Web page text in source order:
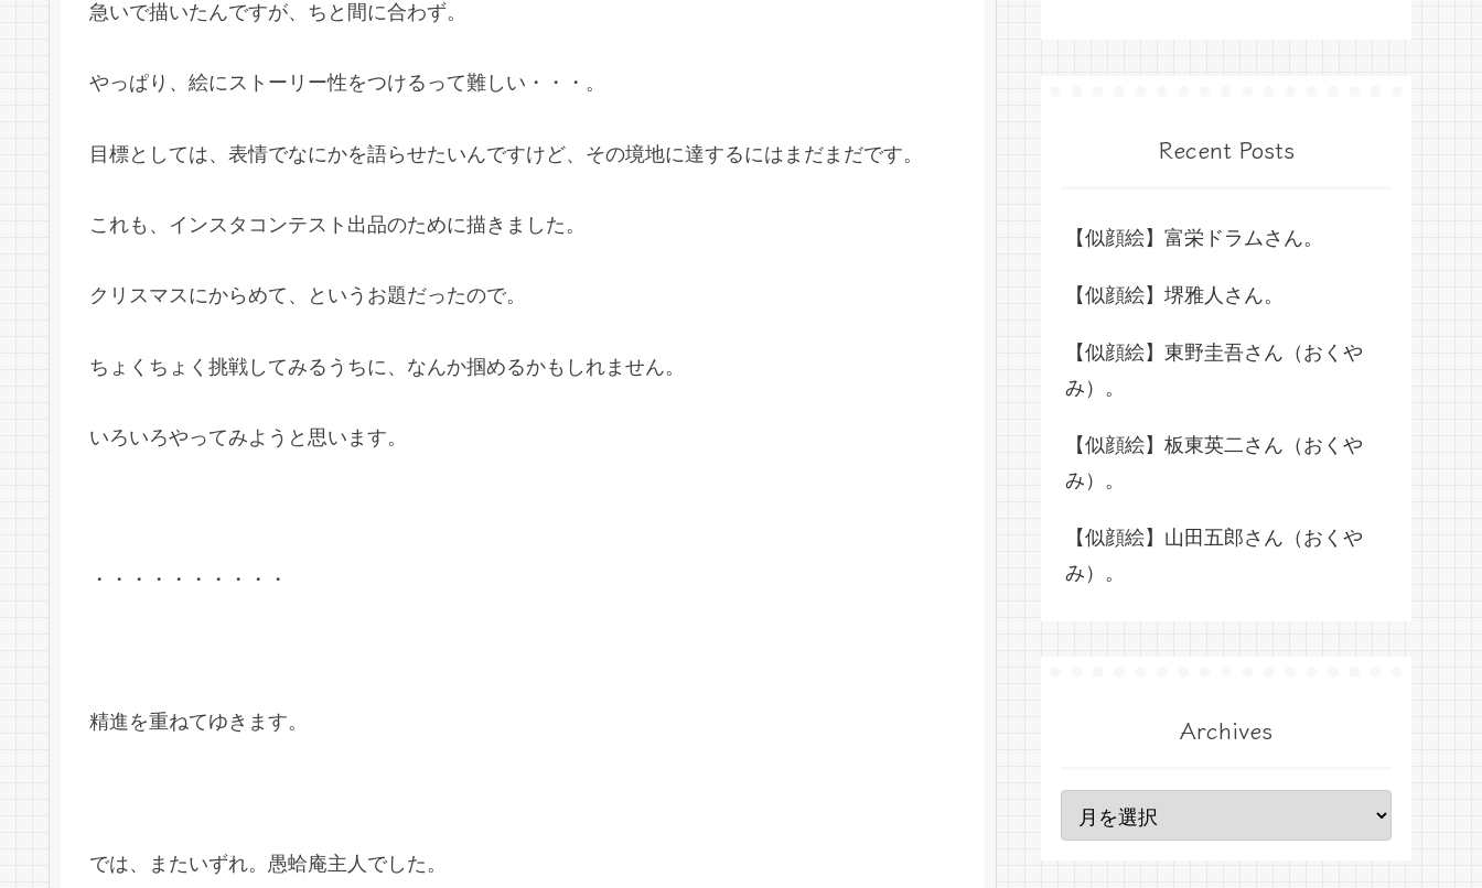
急いで描いたんですが、ちと間に合わず。
やっぱり、絵にストーリー性をつけるって難しい・・・。
目標としては、表情でなにかを語らせたいんですけど、その境地に達するにはまだまだです。
これも、インスタコンテスト出品のために描きました。
クリスマスにからめて、というお題だったので。
ちょくちょく挑戦してみるうちに、なんか掴めるかもしれません。
いろいろやってみようと思います。
・・・・・・・・・・
精進を重ねてゆきます。
では、またいずれ。愚蛤庵主人でした。
Recent Posts
【似顔絵】富栄ドラムさん。
【似顔絵】堺雅人さん。
【似顔絵】東野圭吾さん（おくや
み）。
【似顔絵】板東英二さん（おくや
み）。
【似顔絵】山田五郎さん（おくや
み）。
Archives